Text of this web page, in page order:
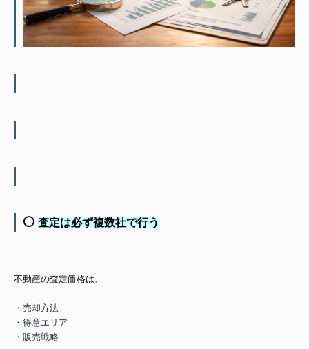
⚪️ 査定は必ず複数社で行う
不動産の査定価格は、
・売却方法
・得意エリア
・販売戦略